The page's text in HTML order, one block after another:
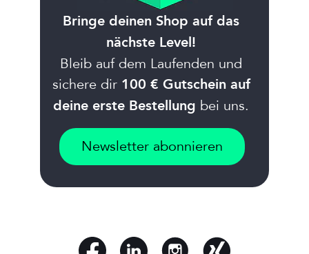
Bringe deinen Shop auf das
nächste Level!
Bleib auf dem Laufenden und
sichere dir 100 € Gutschein auf
deine erste Bestellung bei uns.
Newsletter abonnieren